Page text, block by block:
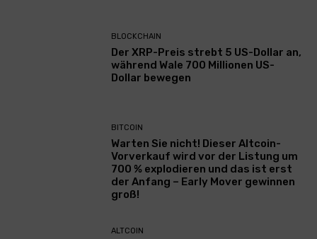
BLOCKCHAIN
Der XRP-Preis strebt 5 US-Dollar an,
während Wale 700 Millionen US-
Dollar bewegen
BITCOIN
Warten Sie nicht! Dieser Altcoin-
Vorverkauf wird vor der Listung um
700 % explodieren und das ist erst
der Anfang – Early Mover gewinnen
groß!
ALTCOIN